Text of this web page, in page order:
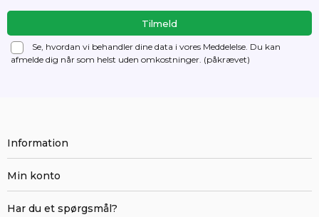
Se, hvordan vi behandler dine data i vores Meddelelse. Du kan
afmelde dig når som helst uden omkostninger. (påkrævet)
Information
Min konto
Har du et spørgsmål?